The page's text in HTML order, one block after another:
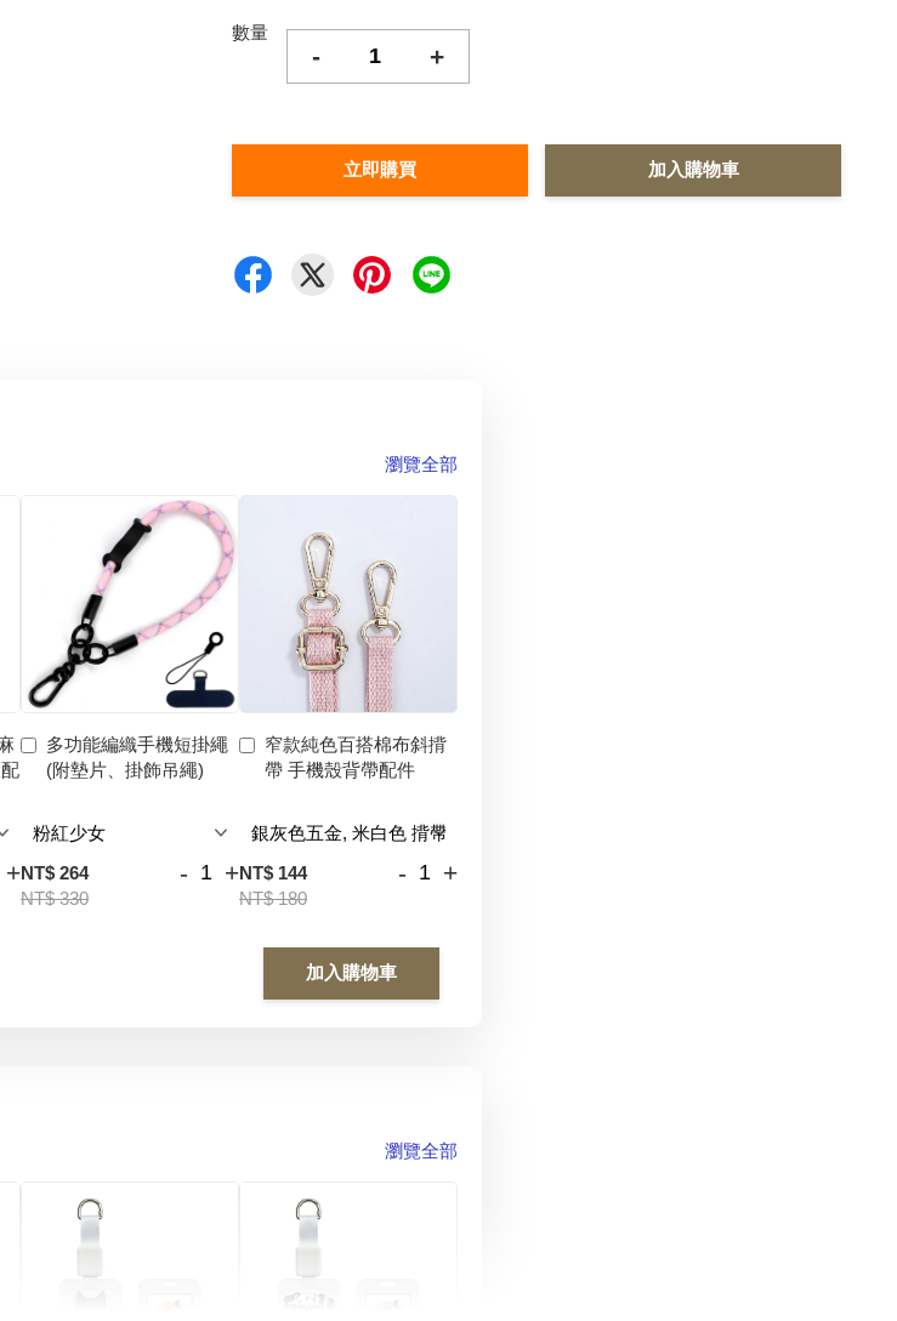
數量
- +
立即購買 加入購物車
瀏覽全部
+
多功能編織手機短掛繩
(附墊片、掛飾吊繩)
NT$ 264
NT$ 330
- +
窄款純色百搭棉布斜揹
帶 手機殼背帶配件
NT$ 144
NT$ 180
- +
加入購物車
瀏覽全部